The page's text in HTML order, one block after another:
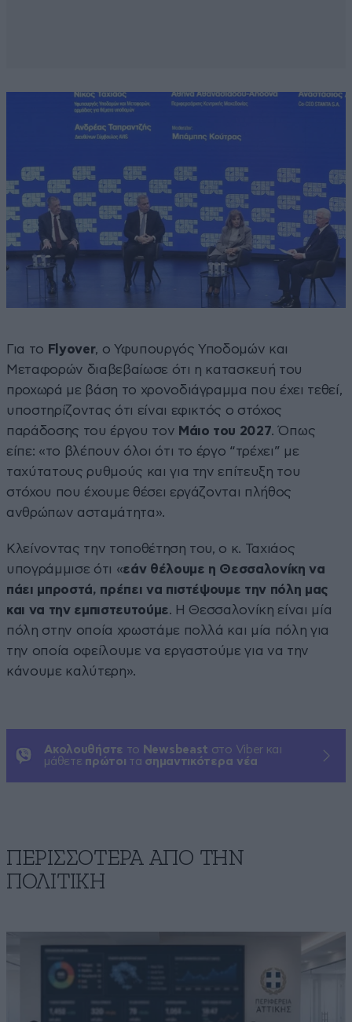
Για το Flyover, ο Υφυπουργός Υποδομών και
Μεταφορών διαβεβαίωσε ότι η κατασκευή του
προχωρά με βάση το χρονοδιάγραμμα που έχει τεθεί,
υποστηρίζοντας ότι είναι εφικτός ο στόχος
παράδοσης του έργου τον Μάιο του 2027. Όπως
είπε: «το βλέπουν όλοι ότι το έργο “τρέχει” με
ταχύτατους ρυθμούς και για την επίτευξη του
στόχου που έχουμε θέσει εργάζονται πλήθος
ανθρώπων ασταμάτητα».
Κλείνοντας την τοποθέτηση του, ο κ. Ταχιάος
υπογράμμισε ότι «εάν θέλουμε η Θεσσαλονίκη να
πάει μπροστά, πρέπει να πιστέψουμε την πόλη μας
και να την εμπιστευτούμε. Η Θεσσαλονίκη είναι μία
πόλη στην οποία χρωστάμε πολλά και μία πόλη για
την οποία οφείλουμε να εργαστούμε για να την
κάνουμε καλύτερη».
Ακολουθήστε το Newsbeast στο Viber και
μάθετε πρώτοι τα σημαντικότερα νέα
ΠΕΡΙΣΣΟΤΕΡΑ ΑΠΟ ΤΗΝ
ΠΟΛΙΤΙΚΗ